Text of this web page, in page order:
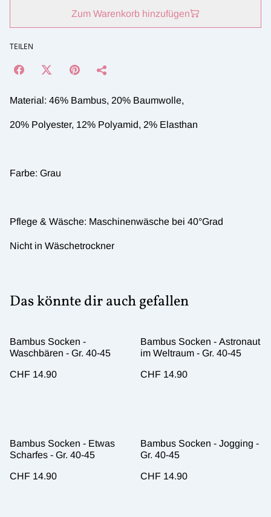
Zum Warenkorb hinzufügen
TEILEN
Material: 46% Bambus, 20% Baumwolle,
20% Polyester, 12% Polyamid, 2% Elasthan
Farbe: Grau
Pflege & Wäsche: Maschinenwäsche bei 40°Grad
Nicht in Wäschetrockner
Das könnte dir auch gefallen
Bambus Socken -
Waschbären - Gr. 40-45
CHF 14.90
Bambus Socken - Astronaut
im Weltraum - Gr. 40-45
CHF 14.90
Bambus Socken - Etwas
Scharfes - Gr. 40-45
CHF 14.90
Bambus Socken - Jogging -
Gr. 40-45
CHF 14.90